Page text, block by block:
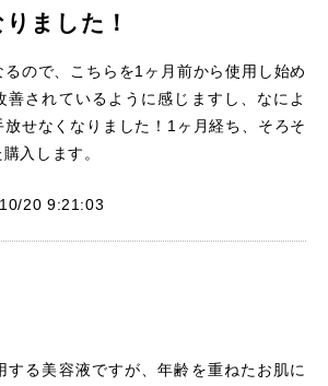
ました！
ので、こちらを1ヶ月前から使用し始め
善されているように感じますし、なによ
放せなくなりました！1ヶ月経ち、そろそ
入します。
20 9:21:03
する美容液ですが、年齢を重ねたお肌に